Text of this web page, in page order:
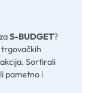
S-BUDGET?
Sortirali
pametno i